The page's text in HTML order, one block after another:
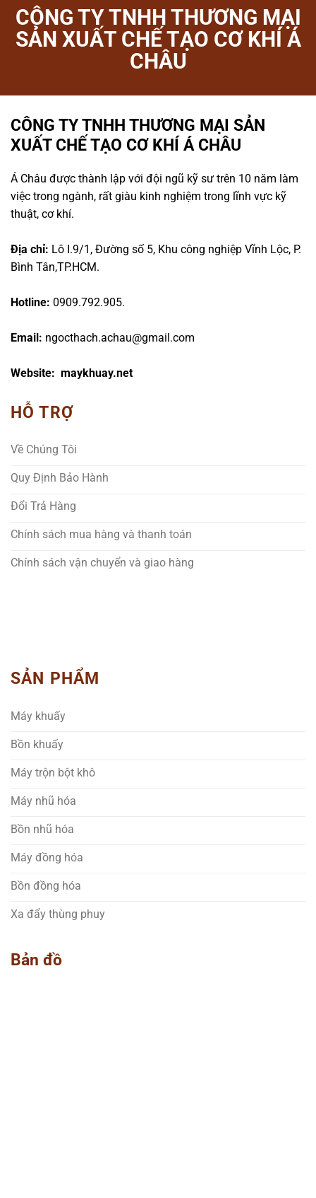
CÔNG TY TNHH THƯƠNG MẠI
SẢN XUẤT CHẾ TẠO CƠ KHÍ Á
CHÂU
CÔNG TY TNHH THƯƠNG MẠI SẢN
XUẤT CHẾ TẠO CƠ KHÍ Á CHÂU
Á Châu được thành lập với đội ngũ kỹ sư trên 10 năm làm
việc trong ngành, rất giàu kinh nghiệm trong lĩnh vực kỹ
thuật, cơ khí.
Địa chỉ: Lô I.9/1, Đường số 5, Khu công nghiệp Vĩnh Lộc, P.
Bình Tân,TP.HCM.
Hotline: 0909.792.905.
Email: ngocthach.achau@gmail.com
Website: maykhuay.net
HỖ TRỢ
Về Chúng Tôi
Quy Định Bảo Hành
Đổi Trả Hàng
Chính sách mua hàng và thanh toán
Chính sách vận chuyển và giao hàng
SẢN PHẨM
Máy khuấy
Bồn khuấy
Máy trộn bột khô
Máy nhũ hóa
Bồn nhũ hóa
Máy đồng hóa
Bồn đồng hóa
Xa đẩy thùng phuy
Bản đồ